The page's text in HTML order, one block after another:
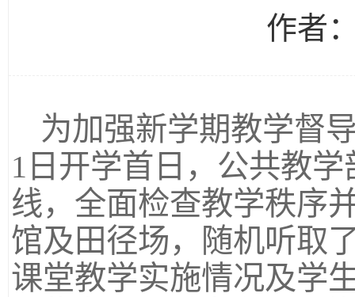
作者
为加强新学期教学督
1日开学首日，公共教
线，全面检查教学秩序
馆及田径场，随机听取
课堂教学实施情况及学